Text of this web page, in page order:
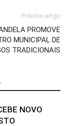
Próximo artigo
PROMOVE
MUNICIPAL DE
TRADICIONAIS
NOVO